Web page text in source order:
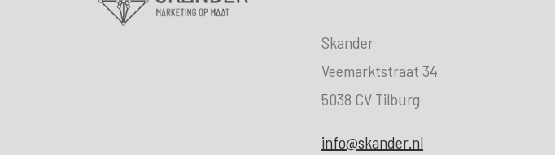
Skander
Veemarktstraat 34
5038 CV Tilburg
info@skander.nl